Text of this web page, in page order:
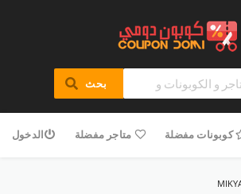
بحث
كوبونات مفضلة متاجر مفضلة الدخول